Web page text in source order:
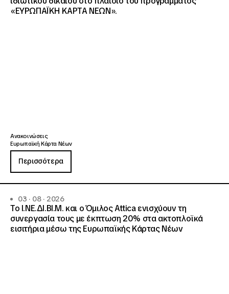
«ΕΥΡΩΠΑΪΚΗ ΚΑΡΤΑ ΝΕΩΝ».
Ανακοινώσεις
Ευρωπαϊκή Κάρτα Νέων
Περισσότερα
03 · 08 · 2026
Το Ι.ΝΕ.ΔΙ.ΒΙ.Μ. και o Όμιλος Attica ενισχύουν τη
συνεργασία τους με έκπτωση 20% στα ακτοπλοϊκά
εισιτήρια μέσω της Ευρωπαϊκής Κάρτας Νέων